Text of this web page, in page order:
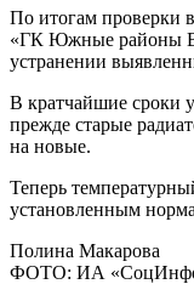
По итогам проверки
«ГК Южные районы
устранении
В кратчайшие сроки
прежде старые
на новые.
Теперь
установленным
Полина Макарова
ФОТО: ИА